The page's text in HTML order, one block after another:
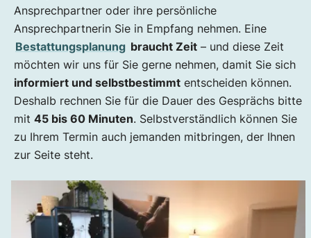
Wichtige Dokumente für Ihren Termin
Ansprechpartner oder ihre persönliche
Ansprechpartnerin Sie in Empfang nehmen. Eine
Bestattungsplanung braucht Zeit – und diese Zeit
möchten wir uns für Sie gerne nehmen, damit Sie sich
informiert und selbstbestimmt entscheiden können.
Deshalb rechnen Sie für die Dauer des Gesprächs bitte
mit 45 bis 60 Minuten. Selbstverständlich können Sie
zu Ihrem Termin auch jemanden mitbringen, der Ihnen
zur Seite steht.